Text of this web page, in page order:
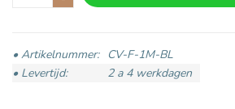
• Artikelnummer:
CV-F-1M-BL
• Levertijd:
2 a 4 werkdagen